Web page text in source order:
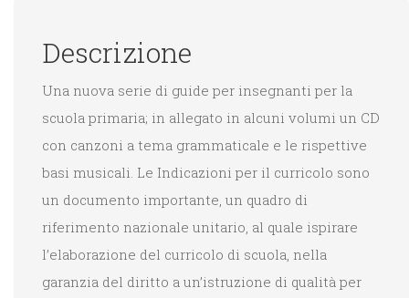
Descrizione
Una nuova serie di guide per insegnanti per la
scuola primaria; in allegato in alcuni volumi un CD
con canzoni a tema grammaticale e le rispettive
basi musicali. Le Indicazioni per il curricolo sono
un documento importante, un quadro di
riferimento nazionale unitario, al quale ispirare
l’elaborazione del curricolo di scuola, nella
garanzia del diritto a un’istruzione di qualità per